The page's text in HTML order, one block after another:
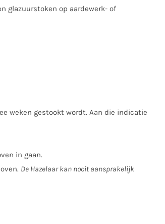
glazuurstoken op aardewerk- of
weken gestookt wordt. Aan die indicatie
in gaan.
De Hazelaar kan nooit aansprakelijk